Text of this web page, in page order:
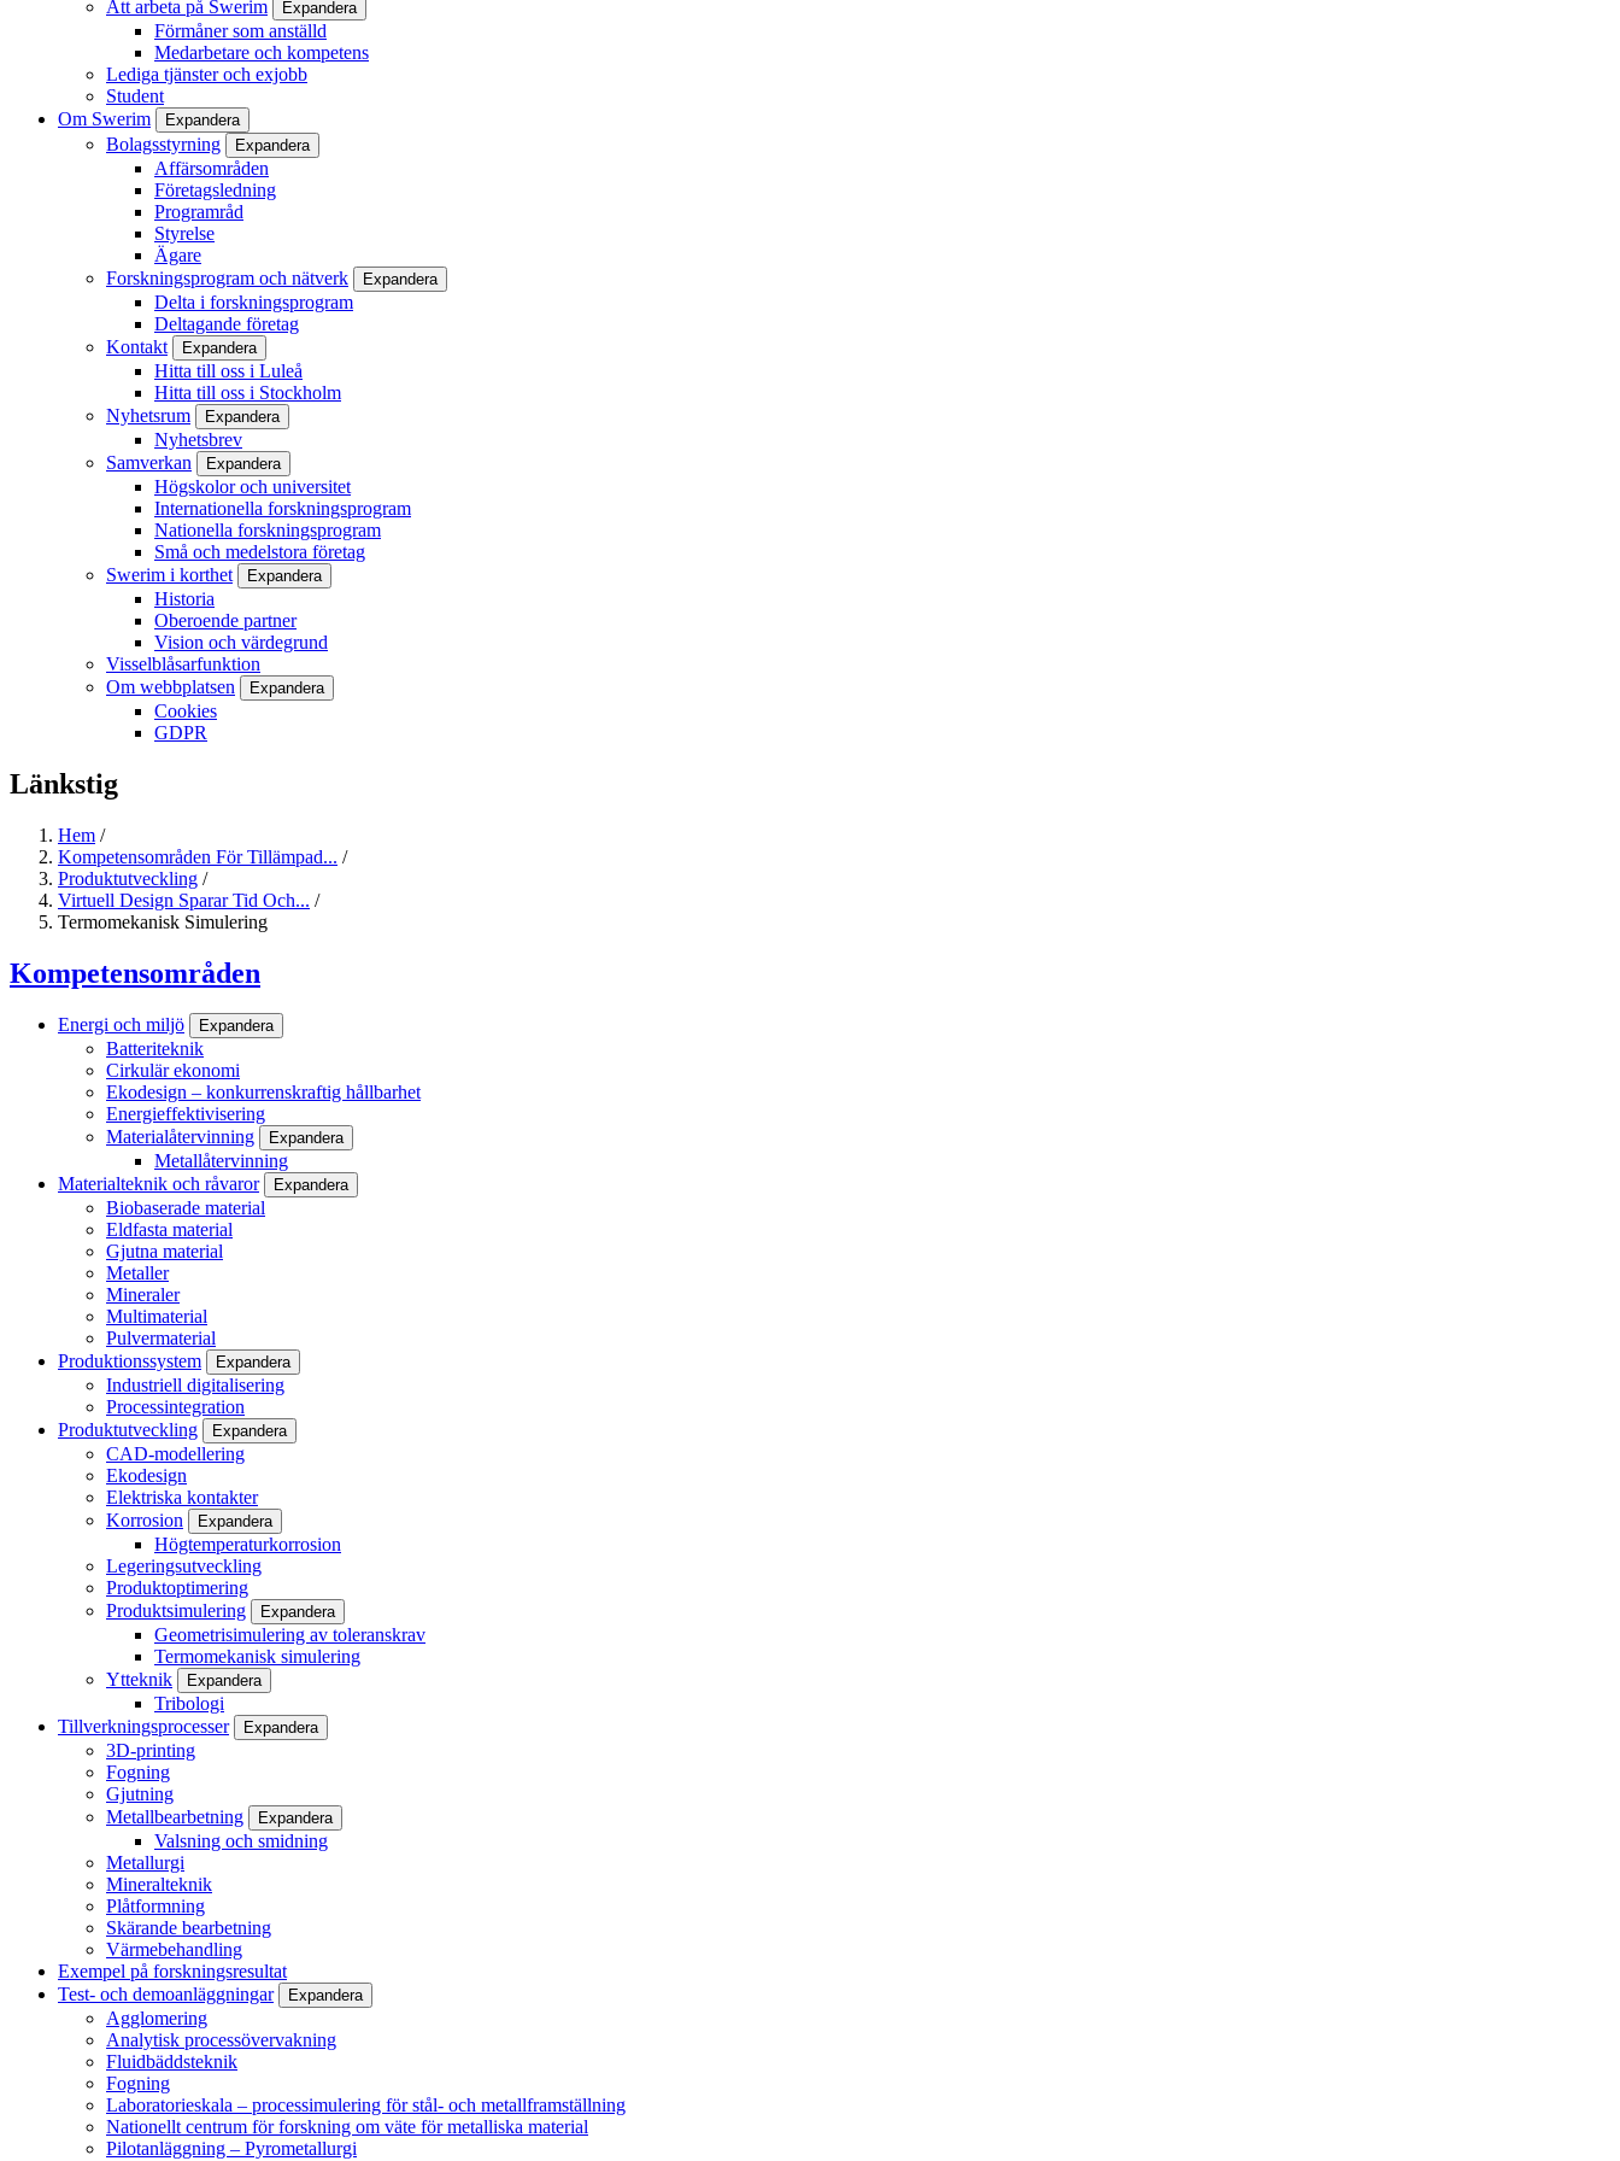
Att arbeta på Swerim Expandera
Förmåner som anställd
Medarbetare och kompetens
Lediga tjänster och exjobb
Student
Om Swerim
Expandera
Bolagsstyrning Expandera
Affärsområden
Företagsledning
Programråd
Styrelse
Ägare
Forskningsprogram och nätverk
Expandera
Delta i forskningsprogram
Deltagande företag
Kontakt
Expandera
Hitta till oss i Luleå
Hitta till oss i Stockholm
Nyhetsrum
Expandera
Nyhetsbrev
Samverkan
Expandera
Högskolor och universitet
Internationella forskningsprogram
Nationella forskningsprogram
Små och medelstora företag
Swerim i korthet
Expandera
Historia
Oberoende partner
Vision och värdegrund
Visselblåsarfunktion
Om webbplatsen
Expandera
Cookies
GDPR
Länkstig
Hem /
Kompetensområden För Tillämpad... /
Produktutveckling /
Virtuell Design Sparar Tid Och... /
Termomekanisk Simulering
Kompetensområden
Energi och miljö Expandera
Batteriteknik
Cirkulär ekonomi
Ekodesign – konkurrenskraftig hållbarhet
Energieffektivisering
Materialåtervinning
Expandera
Metallåtervinning
Materialteknik och råvaror
Expandera
Biobaserade material
Eldfasta material
Gjutna material
Metaller
Mineraler
Multimaterial
Pulvermaterial
Produktionssystem
Expandera
Industriell digitalisering
Processintegration
Produktutveckling
Expandera
CAD-modellering
Ekodesign
Elektriska kontakter
Korrosion
Expandera
Högtemperaturkorrosion
Legeringsutveckling
Produktoptimering
Produktsimulering
Expandera
Geometrisimulering av toleranskrav
Termomekanisk simulering
Ytteknik
Expandera
Tribologi
Tillverkningsprocesser
Expandera
3D-printing
Fogning
Gjutning
Metallbearbetning
Expandera
Valsning och smidning
Metallurgi
Mineralteknik
Plåtformning
Skärande bearbetning
Värmebehandling
Exempel på forskningsresultat
Test- och demoanläggningar
Expandera
Agglomering
Analytisk processövervakning
Fluidbäddsteknik
Fogning
Laboratorieskala – processimulering för stål- och metallframställning
Nationellt centrum för forskning om väte för metalliska material
Pilotanläggning – Pyrometallurgi